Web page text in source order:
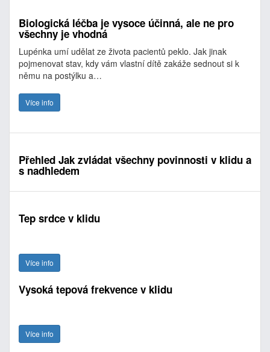
Biologická léčba je vysoce účinná, ale ne pro
všechny je vhodná
Lupénka umí udělat ze života pacientů peklo. Jak jinak
pojmenovat stav, kdy vám vlastní dítě zakáže sednout si k
němu na postýlku a…
Více info
Přehled Jak zvládat všechny povinnosti v klidu a
s nadhledem
Tep srdce v klidu
Více info
Vysoká tepová frekvence v klidu
Více info